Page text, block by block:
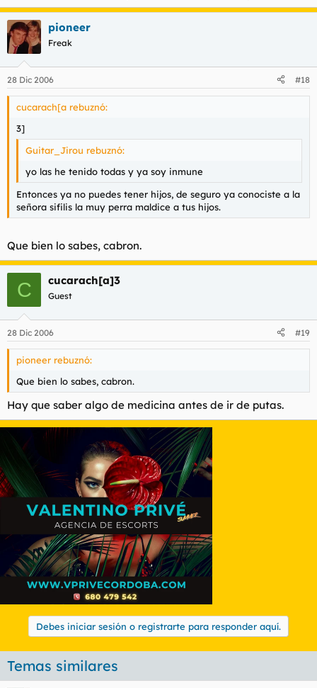
pioneer
Freak
28 Dic 2006 #18
cucarach[a rebuznó:
3]
Guitar_Jirou rebuznó:
yo las he tenido todas y ya soy inmune
Entonces ya no puedes tener hijos, de seguro ya conociste a la
señora sifilis la muy perra maldice a tus hijos.
Que bien lo sabes, cabron.
C cucarach[a]3
Guest
28 Dic 2006 #19
pioneer rebuznó:
Que bien lo sabes, cabron.
Hay que saber algo de medicina antes de ir de putas.
Debes iniciar sesión o registrarte para responder aquí.
Temas similares